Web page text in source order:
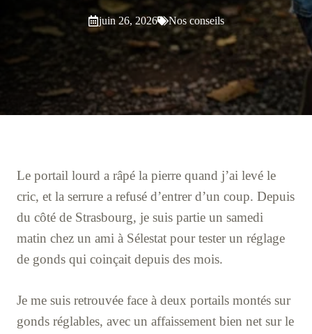
juin 26, 2026 Nos conseils
Le portail lourd a râpé la pierre quand j’ai levé le
cric, et la serrure a refusé d’entrer d’un coup. Depuis
du côté de Strasbourg, je suis partie un samedi
matin chez un ami à Sélestat pour tester un réglage
de gonds qui coinçait depuis des mois.
Je me suis retrouvée face à deux portails montés sur
gonds réglables, avec un affaissement bien net sur le